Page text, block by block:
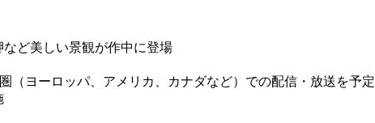
ど美しい景観が作中に登場
（ヨーロッパ、アメリカ、カナダなど）での配信・放送を予定